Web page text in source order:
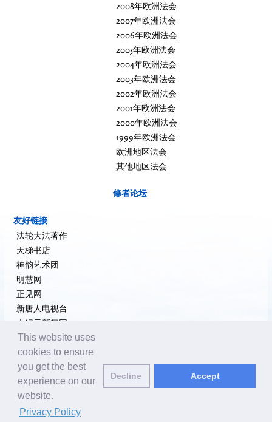
2008年欧洲法会
2007年欧洲法会
2006年欧洲法会
2005年欧洲法会
2004年欧洲法会
2003年欧洲法会
2002年欧洲法会
2001年欧洲法会
2000年欧洲法会
1999年欧洲法会
欧洲地区法会
其他地区法会
修者论坛
友好链接
法轮大法著作
天梯书店
神韵艺术团
明慧网
正见网
新唐人电视台
大纪元新闻网
希望之声
追查国际
退党网
编辑邮箱:editor@yuanming.net
This website uses
cookies to ensure
you get the best
experience on our
website.
Privacy Policy
Decline Accept